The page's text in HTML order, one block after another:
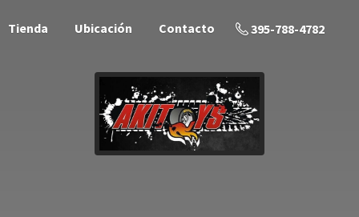
Tienda Ubicación Contacto 395-788-4782